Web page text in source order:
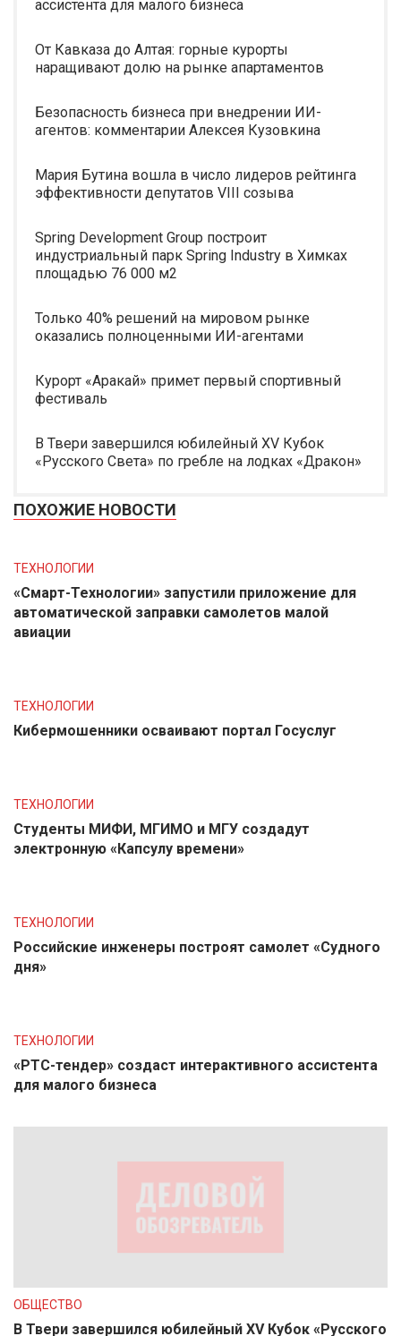
ассистента для малого бизнеса
От Кавказа до Алтая: горные курорты
наращивают долю на рынке апартаментов
Безопасность бизнеса при внедрении ИИ-
агентов: комментарии Алексея Кузовкина
Мария Бутина вошла в число лидеров рейтинга
эффективности депутатов VIII созыва
Spring Development Group построит
индустриальный парк Spring Industry в Химках
площадью 76 000 м2
Только 40% решений на мировом рынке
оказались полноценными ИИ-агентами
Курорт «Аракай» примет первый спортивный
фестиваль
В Твери завершился юбилейный XV Кубок
«Русского Света» по гребле на лодках «Дракон»
ПОХОЖИЕ НОВОСТИ
ТЕХНОЛОГИИ
«Смарт-Технологии» запустили приложение для
автоматической заправки самолетов малой
авиации
ТЕХНОЛОГИИ
Кибермошенники осваивают портал Госуслуг
ТЕХНОЛОГИИ
Студенты МИФИ, МГИМО и МГУ создадут
электронную «Капсулу времени»
ТЕХНОЛОГИИ
Российские инженеры построят самолет «Судного
дня»
ТЕХНОЛОГИИ
«РТС-тендер» создаст интерактивного ассистента
для малого бизнеса
ОБЩЕСТВО
В Твери завершился юбилейный XV Кубок «Русского